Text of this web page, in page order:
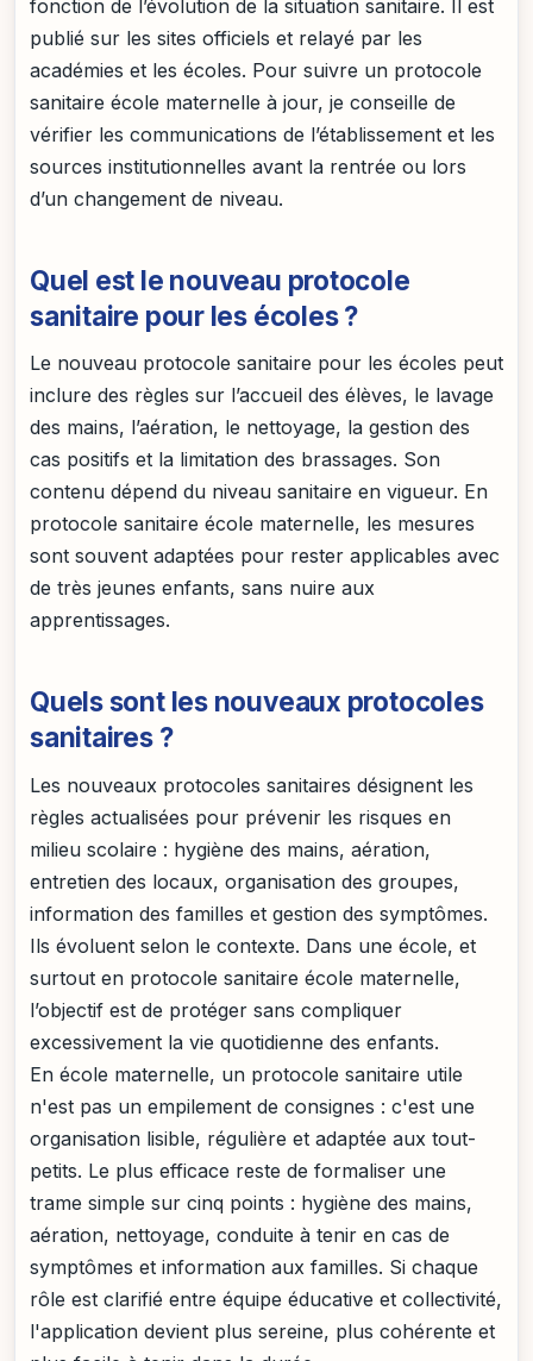
fonction de l’évolution de la situation sanitaire. Il est
publié sur les sites officiels et relayé par les
académies et les écoles. Pour suivre un protocole
sanitaire école maternelle à jour, je conseille de
vérifier les communications de l’établissement et les
sources institutionnelles avant la rentrée ou lors
d’un changement de niveau.
Quel est le nouveau protocole
sanitaire pour les écoles ?
Le nouveau protocole sanitaire pour les écoles peut
inclure des règles sur l’accueil des élèves, le lavage
des mains, l’aération, le nettoyage, la gestion des
cas positifs et la limitation des brassages. Son
contenu dépend du niveau sanitaire en vigueur. En
protocole sanitaire école maternelle, les mesures
sont souvent adaptées pour rester applicables avec
de très jeunes enfants, sans nuire aux
apprentissages.
Quels sont les nouveaux protocoles
sanitaires ?
Les nouveaux protocoles sanitaires désignent les
règles actualisées pour prévenir les risques en
milieu scolaire : hygiène des mains, aération,
entretien des locaux, organisation des groupes,
information des familles et gestion des symptômes.
Ils évoluent selon le contexte. Dans une école, et
surtout en protocole sanitaire école maternelle,
l’objectif est de protéger sans compliquer
excessivement la vie quotidienne des enfants.
En école maternelle, un protocole sanitaire utile
n'est pas un empilement de consignes : c'est une
organisation lisible, régulière et adaptée aux tout-
petits. Le plus efficace reste de formaliser une
trame simple sur cinq points : hygiène des mains,
aération, nettoyage, conduite à tenir en cas de
symptômes et information aux familles. Si chaque
rôle est clarifié entre équipe éducative et collectivité,
l'application devient plus sereine, plus cohérente et